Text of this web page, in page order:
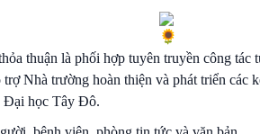
thuận là phối hợp tuyên truyền công tác
Nhà trường hoàn thiện và phát triển các
Đại học Tây Đô.